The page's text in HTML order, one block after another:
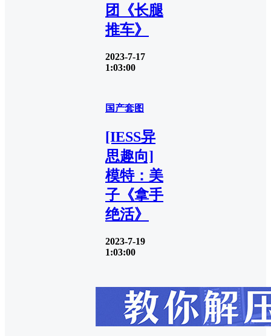
团《长腿
推车》
2023-7-17
1:03:00
国产套图
[IESS异
思趣向]
模特：美
子《拿手
绝活》
2023-7-19
1:03:00